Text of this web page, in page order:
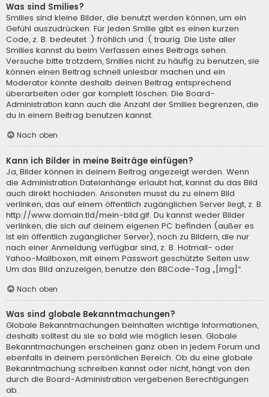
Was sind Smilies?
Smilies sind kleine Bilder, die benutzt werden können, um ein
Gefühl auszudrücken. Für jeden Smilie gibt es einen kurzen
Code, z. B. bedeutet :) fröhlich und :( traurig. Die Liste aller
Smilies kannst du beim Verfassen eines Beitrags sehen.
Versuche bitte trotzdem, Smilies nicht zu häufig zu benutzen, sie
können einen Beitrag schnell unlesbar machen und ein
Moderator könnte deshalb deinen Beitrag entsprechend
überarbeiten oder gar komplett löschen. Die Board-
Administration kann auch die Anzahl der Smilies begrenzen, die
du in einem Beitrag benutzen kannst.
Nach oben
Kann ich Bilder in meine Beiträge einfügen?
Ja, Bilder können in deinem Beitrag angezeigt werden. Wenn
die Administration Dateianhänge erlaubt hat, kannst du das Bild
auch direkt hochladen. Ansonsten musst du zu einem Bild
verlinken, das auf einem öffentlich zugänglichen Server liegt, z. B.
http://www.domain.tld/mein-bild.gif. Du kannst weder Bilder
verlinken, die sich auf deinem eigenen PC befinden (außer es
ist ein öffentlich zugänglicher Server), noch zu Bildern, die nur
nach einer Anmeldung verfügbar sind, z. B. Hotmail- oder
Yahoo-Mailboxen, mit einem Passwort geschützte Seiten usw.
Um das Bild anzuzeigen, benutze den BBCode-Tag „[img]“.
Nach oben
Was sind globale Bekanntmachungen?
Globale Bekanntmachungen beinhalten wichtige Informationen,
deshalb solltest du sie so bald wie möglich lesen. Globale
Bekanntmachungen erscheinen ganz oben in jedem Forum und
ebenfalls in deinem persönlichen Bereich. Ob du eine globale
Bekanntmachung schreiben kannst oder nicht, hängt von den
durch die Board-Administration vergebenen Berechtigungen
ab.